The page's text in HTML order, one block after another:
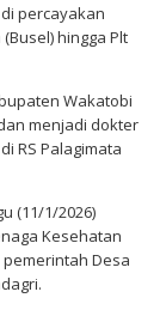
percayakan
hingga Plt
Wakatobi
menjadi dokter
RS Palagimata
(11/1/2026)
Kesehatan
Desa